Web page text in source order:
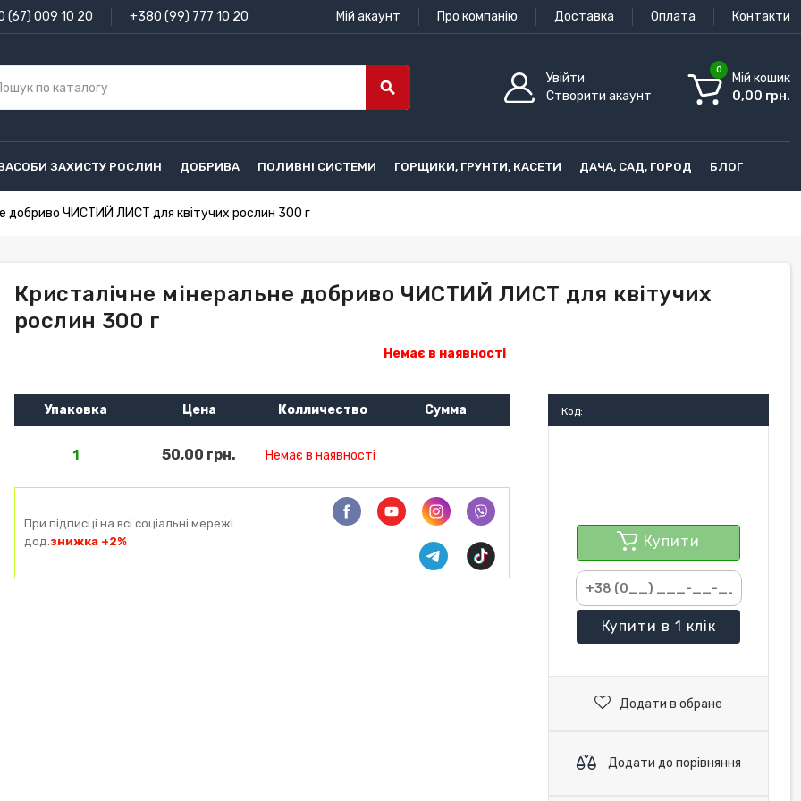
(67) 009 10 20 +380 (99) 777 10 20 Мій акаунт Про компанію Доставка Оплата Контакти
search
Увійти
Створити акаунт
0
Мій кошик
0,00 грн.
ЗАХИСТУ РОСЛИН ДОБРИВА ПОЛИВНІ СИСТЕМИ ГОРЩИКИ, ГРУНТИ, КАСЕТИ ДАЧА, САД, ГОРОД БЛОГ
добриво ЧИСТИЙ ЛИСТ для квітучих рослин 300 г
Кристалічне мінеральне добриво ЧИСТИЙ ЛИСТ для квітучих
рослин 300 г
Немає в наявності
Упаковка Цена Колличество Сумма
1 50,00 грн. Немає в наявності
При підписці на всі соціальні мережі
дод.знижка +2%
Код:
Купити
Купити в 1 клік
Додати в обране
Додати до порівняння